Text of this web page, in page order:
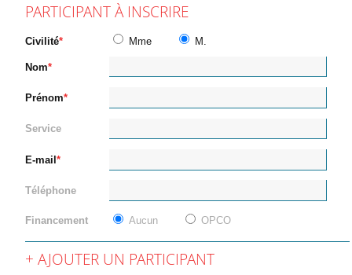
PARTICIPANT À INSCRIRE
Civilité Mme M.
Nom
Prénom
Service
E-mail
Téléphone
Financement Aucun OPCO
AJOUTER UN PARTICIPANT